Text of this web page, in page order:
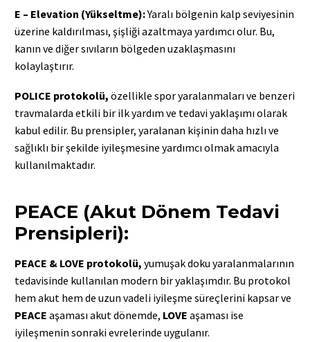
E – Elevation (Yükseltme):Yaralı bölgenin kalp seviyesinin
üzerine kaldırılması, şişliği azaltmaya yardımcı olur. Bu,
kanın ve diğer sıvıların bölgeden uzaklaşmasını
kolaylaştırır.
POLICE protokolü, özellikle spor yaralanmaları ve benzeri
travmalarda etkili bir ilk yardım ve tedavi yaklaşımı olarak
kabul edilir. Bu prensipler, yaralanan kişinin daha hızlı ve
sağlıklı bir şekilde iyileşmesine yardımcı olmak amacıyla
kullanılmaktadır.
PEACE (Akut Dönem Tedavi
Prensipleri):
PEACE & LOVE protokolü, yumuşak doku yaralanmalarının
tedavisinde kullanılan modern bir yaklaşımdır. Bu protokol
hem akut hem de uzun vadeli iyileşme süreçlerini kapsar ve
PEACE aşaması akut dönemde, LOVE aşaması ise
iyileşmenin sonraki evrelerinde uygulanır.